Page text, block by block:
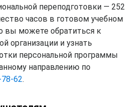
переподготовки — 252
часов в готовом учебном
вы можете обратиться к
организации и узнать
персональной программы
направлению по
62.